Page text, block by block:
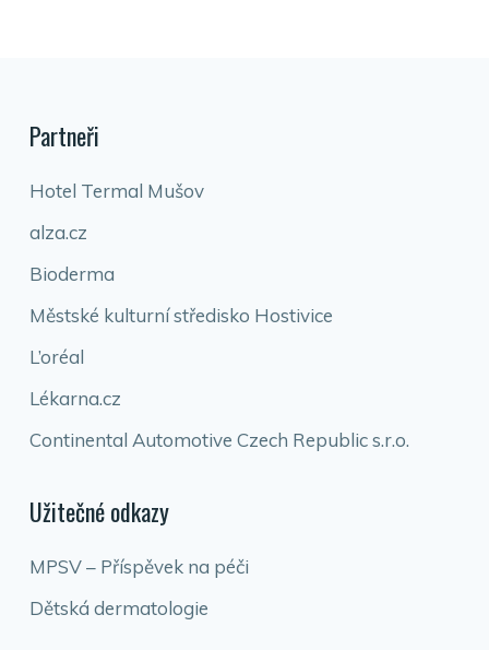
Partneři
Hotel Termal Mušov
alza.cz
Bioderma
Městské kulturní středisko Hostivice
L’oréal
Lékarna.cz
Continental Automotive Czech Republic s.r.o.
Užitečné odkazy
MPSV – Příspěvek na péči
Dětská dermatologie